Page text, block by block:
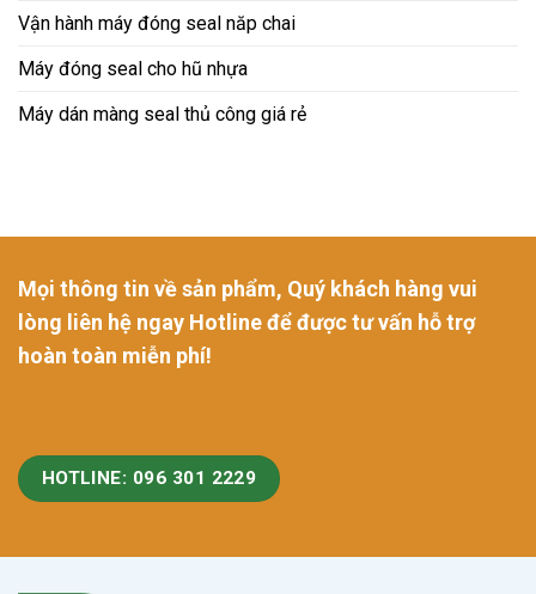
Vận hành máy đóng seal năp chai
Máy đóng seal cho hũ nhựa
Máy dán màng seal thủ công giá rẻ
Mọi thông tin về sản phẩm, Quý khách hàng vui
lòng liên hệ ngay Hotline để được tư vấn hỗ trợ
hoàn toàn miễn phí!
HOTLINE: 096 301 2229